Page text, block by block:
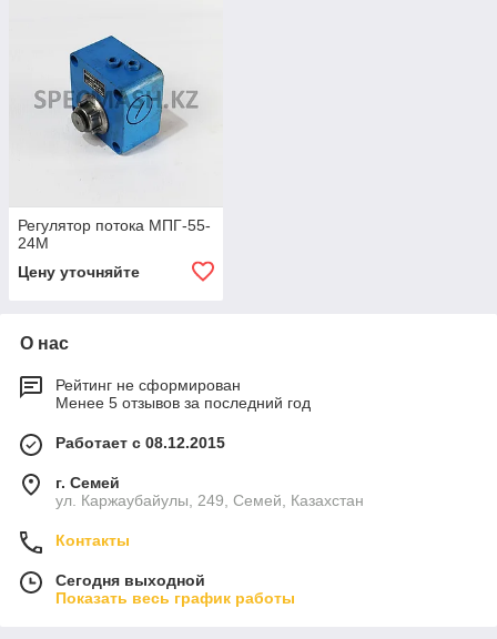
Регулятор потока МПГ-55-
24М
Цену уточняйте
О нас
Рейтинг не сформирован
Менее 5 отзывов за последний год
Работает с 08.12.2015
г. Семей
ул. Каржаубайулы, 249, Семей, Казахстан
Контакты
Сегодня выходной
Показать весь график работы